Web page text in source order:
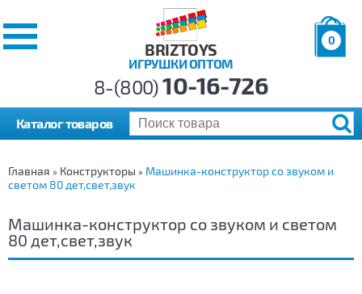
BRIZTOYS
ИГРУШКИ ОПТОМ
0
р.
8-(800)10-16-726
Каталог товаров
Главная » Конструкторы » Машинка-конструктор со звуком и
светом 80 дет,свет,звук
Машинка-конструктор со звуком и светом
80 дет,свет,звук